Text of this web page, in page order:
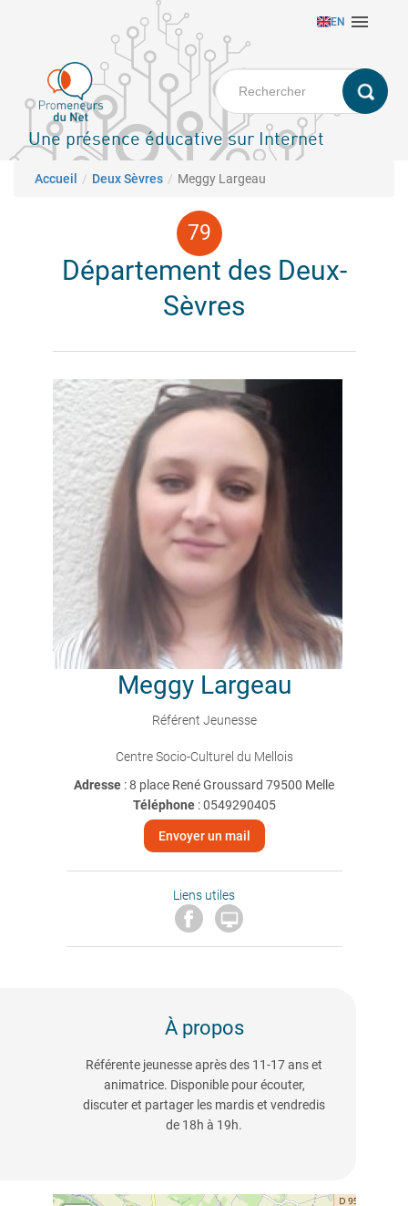
principal
EN 
Une présence éducative sur Internet
Fil d'Ariane
Accueil Deux Sèvres Meggy Largeau
Département des Deux-
Sèvres
Meggy Largeau
Référent Jeunesse
Centre Socio-Culturel du Mellois
Adresse : 8 place René Groussard 79500 Melle
Téléphone:0549290405
Envoyer un mail
Liens utiles

À propos
Référente jeunesse après des 11-17 ans et
animatrice. Disponible pour écouter,
discuter et partager les mardis et vendredis
de 18h à 19h.